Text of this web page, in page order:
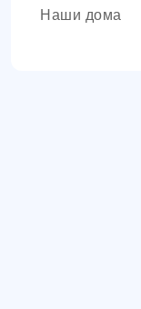
Наши дома